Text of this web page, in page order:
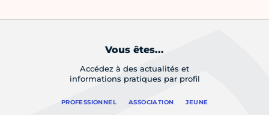
Vous êtes...
Accédez à des actualités et
informations pratiques par profil
PROFESSIONNEL ASSOCIATION JEUNE